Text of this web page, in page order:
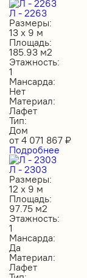
Л - 2263
Размеры:
13 х 9 м
Площадь:
185.93 м2
Этажность:
1
Мансарда:
Нет
Материал:
Лафет
Тип:
Дом
от 4 071 867 ₽
Подробнее
Л - 2303
Размеры:
12 х 9 м
Площадь:
97.75 м2
Этажность:
1
Мансарда:
Да
Материал:
Лафет